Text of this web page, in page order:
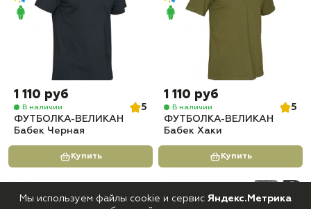
1 110 руб
В наличии
5
ФУТБОЛКА-ВЕЛИКАН
Бабек Черная
Купить
1 110 руб
В наличии
5
ФУТБОЛКА-ВЕЛИКАН
Бабек Хаки
Купить
Мы используем файлы cookie и сервис Яндекс.Метрика